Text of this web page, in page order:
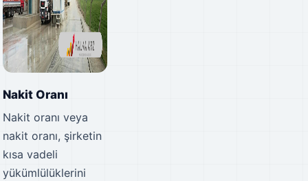
Nakit Oranı
Nakit oranı veya
nakit oranı, şirketin
kısa vadeli
yükümlülüklerini